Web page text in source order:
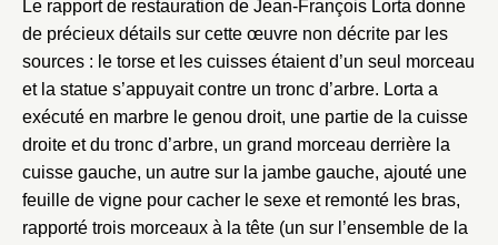
Le rapport de restauration de Jean-François Lorta donne
de précieux détails sur cette œuvre non décrite par les
sources : le torse et les cuisses étaient d’un seul morceau
et la statue s’appuyait contre un tronc d’arbre. Lorta a
exécuté en marbre le genou droit, une partie de la cuisse
droite et du tronc d’arbre, un grand morceau derrière la
cuisse gauche, un autre sur la jambe gauche, ajouté une
feuille de vigne pour cacher le sexe et remonté les bras,
rapporté trois morceaux à la tête (un sur l’ensemble de la
Créer et ajouter